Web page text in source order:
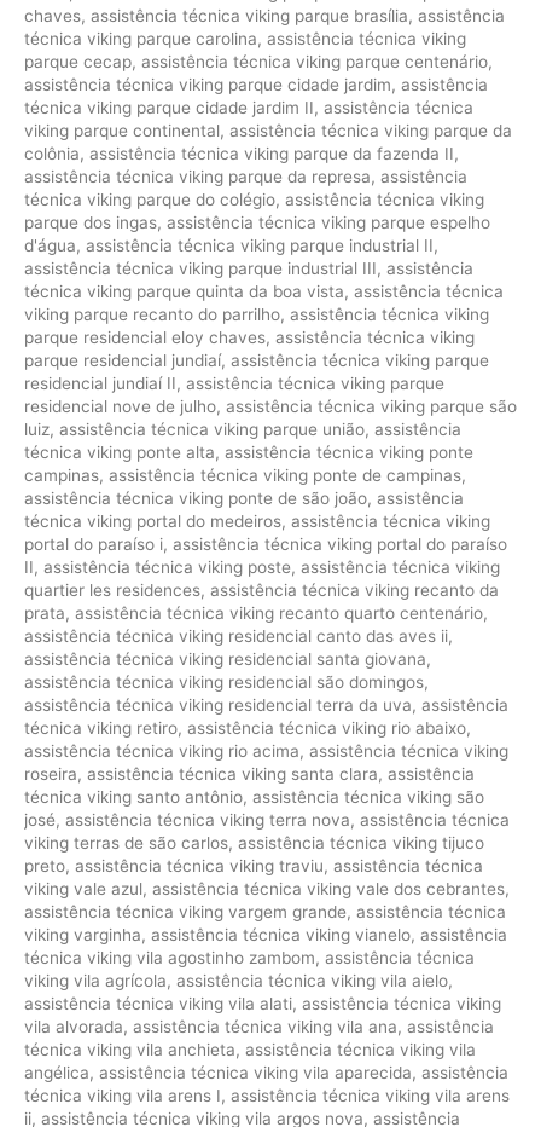
chaves, assistência técnica viking parque brasília, assistência
técnica viking parque carolina, assistência técnica viking
parque cecap, assistência técnica viking parque centenário,
assistência técnica viking parque cidade jardim, assistência
técnica viking parque cidade jardim II, assistência técnica
viking parque continental, assistência técnica viking parque da
colônia, assistência técnica viking parque da fazenda II,
assistência técnica viking parque da represa, assistência
técnica viking parque do colégio, assistência técnica viking
parque dos ingas, assistência técnica viking parque espelho
d'água, assistência técnica viking parque industrial II,
assistência técnica viking parque industrial III, assistência
técnica viking parque quinta da boa vista, assistência técnica
viking parque recanto do parrilho, assistência técnica viking
parque residencial eloy chaves, assistência técnica viking
parque residencial jundiaí, assistência técnica viking parque
residencial jundiaí II, assistência técnica viking parque
residencial nove de julho, assistência técnica viking parque são
luiz, assistência técnica viking parque união, assistência
técnica viking ponte alta, assistência técnica viking ponte
campinas, assistência técnica viking ponte de campinas,
assistência técnica viking ponte de são joão, assistência
técnica viking portal do medeiros, assistência técnica viking
portal do paraíso i, assistência técnica viking portal do paraíso
II, assistência técnica viking poste, assistência técnica viking
quartier les residences, assistência técnica viking recanto da
prata, assistência técnica viking recanto quarto centenário,
assistência técnica viking residencial canto das aves ii,
assistência técnica viking residencial santa giovana,
assistência técnica viking residencial são domingos,
assistência técnica viking residencial terra da uva, assistência
técnica viking retiro, assistência técnica viking rio abaixo,
assistência técnica viking rio acima, assistência técnica viking
roseira, assistência técnica viking santa clara, assistência
técnica viking santo antônio, assistência técnica viking são
josé, assistência técnica viking terra nova, assistência técnica
viking terras de são carlos, assistência técnica viking tijuco
preto, assistência técnica viking traviu, assistência técnica
viking vale azul, assistência técnica viking vale dos cebrantes,
assistência técnica viking vargem grande, assistência técnica
viking varginha, assistência técnica viking vianelo, assistência
técnica viking vila agostinho zambom, assistência técnica
viking vila agrícola, assistência técnica viking vila aielo,
assistência técnica viking vila alati, assistência técnica viking
vila alvorada, assistência técnica viking vila ana, assistência
técnica viking vila anchieta, assistência técnica viking vila
angélica, assistência técnica viking vila aparecida, assistência
técnica viking vila arens I, assistência técnica viking vila arens
ii, assistência técnica viking vila argos nova, assistência